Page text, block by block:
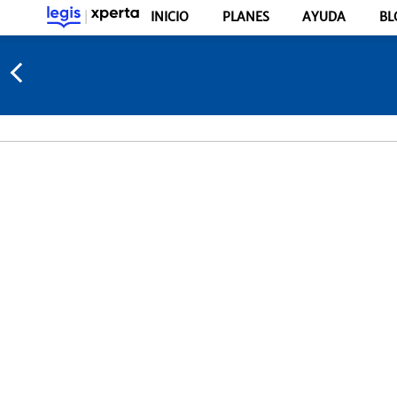
INICIO PLANES AYUDA